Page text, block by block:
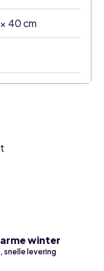
× 40 cm
winter
snelle levering